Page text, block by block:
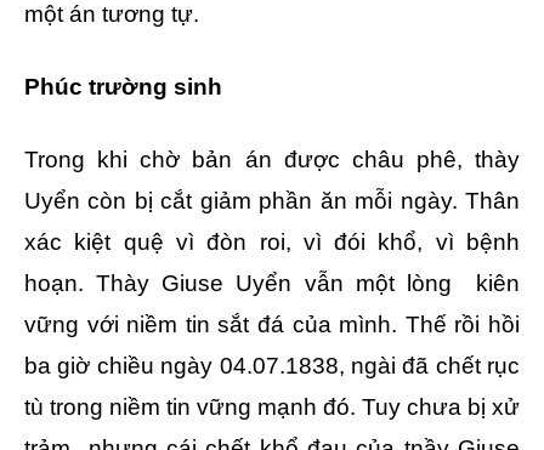
một án tương tự.
Phúc trường sinh
Trong khi chờ bản án được châu phê, thày
Uyển còn bị cắt giảm phần ăn mỗi ngày. Thân
xác kiệt quệ vì đòn roi, vì đói khổ, vì bệnh
hoạn. Thày Giuse Uyển vẫn một lòng kiên
vững với niềm tin sắt đá của mình. Thế rồi hồi
ba giờ chiều ngày 04.07.1838, ngài đã chết rục
tù trong niềm tin vững mạnh đó. Tuy chưa bị xử